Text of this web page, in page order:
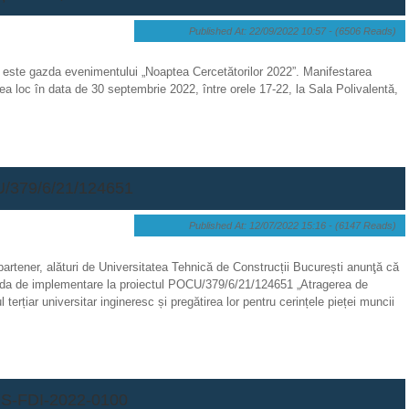
Published At: 22/09/2022 10:57 - (6506 Reads)
gazda evenimentului „Noaptea Cercetătorilor 2022”. Manifestarea
loc în data de 30 septembrie 2022, între orele 17-22, la Sala Polivalentă,
379/6/21/124651
Published At: 12/07/2022 15:16 - (6147 Reads)
alături de Universitatea Tehnică de Construcții București anunţă că
de implementare la proiectul POCU/379/6/21/124651 „Atragerea de
universitar ingineresc și pregătirea lor pentru cerințele pieței muncii
FDI-2022-0100